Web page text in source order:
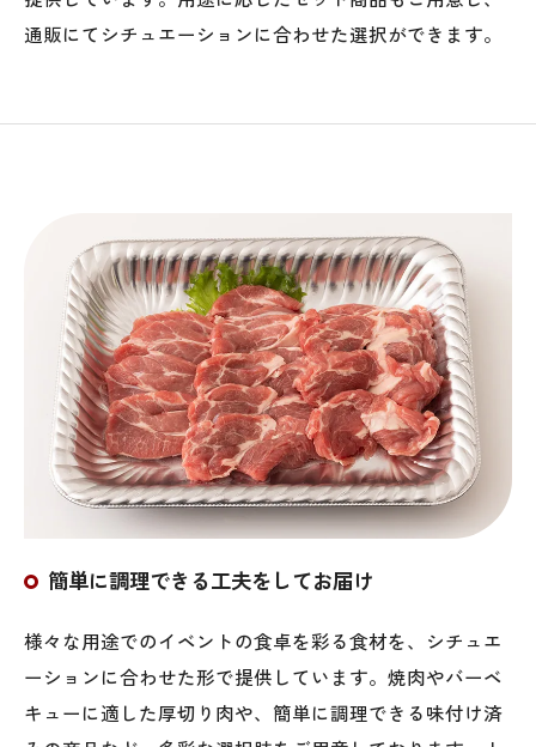
通販にてシチュエーションに合わせた選択ができます。
簡単に調理できる工夫をしてお届け
様々な用途でのイベントの食卓を彩る食材を、シチュエ
ーションに合わせた形で提供しています。焼肉やバーベ
キューに適した厚切り肉や、簡単に調理できる味付け済